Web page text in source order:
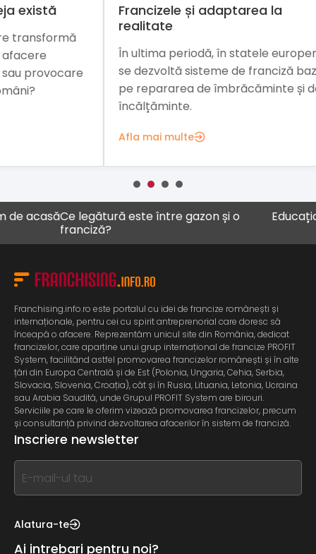
Francizele și adaptarea la
În ultima periodă, în statele europene
se dezvoltă sisteme de franciză bazate
pe repararea de îmbrăcăminte și de
încălțăminte.
Afla mai multe
Ce legătură este între gazon și o
franciză?
Educația ca
Franchising.info.ro este portalul cu idei de francize românești și
internaționale, pentru cei cu spirit antreprenorial care doresc să
înceapă o afacere. Reprezentăm unicul site din România, dedicat
francizelor, care aparține unui grup internațional de francize PROFIT
System, facilitând astfel promovarea francizelor românești și în alte
țări din Europa Centrală și de Est (Polonia, Ungaria, Cehia, Serbia,
Slovacia, Slovenia, Croația), cât și în Rusia, Lituania, Letonia, Ucraina
sau Arabia Saudită, unde Grupul PROFIT System are birouri.
Serviciile pe care le oferim vizează promovarea francizelor, precum
și consultanță privind dezvoltarea afacerilor în sistem de franciză.
Inscriere newsletter
If
you
this,
Alatura-te
Ai intrebari pentru noi?